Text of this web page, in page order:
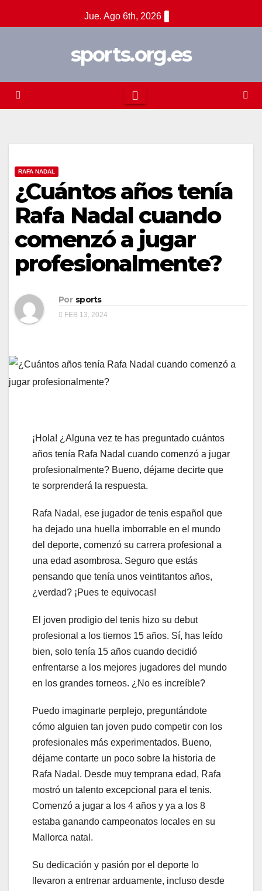
al
Jue. Ago 6th, 2026
sports.org.es
RAFA NADAL
¿Cuántos años tenía
Rafa Nadal cuando
comenzó a jugar
profesionalmente?
Por sports
FEB 13, 2024
¡Hola! ¿Alguna vez te has preguntado cuántos
años tenía Rafa Nadal cuando comenzó a jugar
profesionalmente? Bueno, déjame decirte que
te sorprenderá la respuesta.
Rafa Nadal, ese jugador de tenis español que
ha dejado una huella imborrable en el mundo
del deporte, comenzó su carrera profesional a
una edad asombrosa. Seguro que estás
pensando que tenía unos veintitantos años,
¿verdad? ¡Pues te equivocas!
El joven prodigio del tenis hizo su debut
profesional a los tiernos 15 años. Sí, has leído
bien, solo tenía 15 años cuando decidió
enfrentarse a los mejores jugadores del mundo
en los grandes torneos. ¿No es increíble?
Puedo imaginarte perplejo, preguntándote
cómo alguien tan joven pudo competir con los
profesionales más experimentados. Bueno,
déjame contarte un poco sobre la historia de
Rafa Nadal. Desde muy temprana edad, Rafa
mostró un talento excepcional para el tenis.
Comenzó a jugar a los 4 años y ya a los 8
estaba ganando campeonatos locales en su
Mallorca natal.
Su dedicación y pasión por el deporte lo
llevaron a entrenar arduamente, incluso desde